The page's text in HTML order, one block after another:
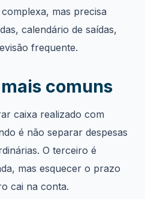
mas precisa
calendário de saídas,
frequente.
comuns
caixa realizado com
é não separar despesas
O terceiro é
mas esquecer o prazo
cai na conta.